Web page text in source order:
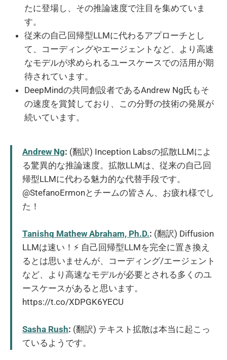
たに登場し、その推論速度で注目を集めていま
す。
従来の自己回帰型LLMに代わるアプローチとし
て、コーディングやエージェントなど、より高速
なモデルが求められるユースケースでの活用が期
待されています。
DeepMindの共同創設者であるAndrew Ng氏もそ
の速度を賞賛しており、この分野の技術の発展が
続いています。
Andrew Ng: (翻訳) Inception Labsの拡散LLMによ
る驚異的な推論速度。拡散LLMは、従来の自己回
帰型LLMに代わる魅力的な代替手段です。
@StefanoErmonとチームの皆さん、お疲れ様でし
た！
Tanishq Mathew Abraham, Ph.D.: (翻訳) Diffusion
LLMは速い！⚡ 自己回帰型LLMを完全に置き換え
るとは思いませんが、コーディング/エージェント
など、より高速なモデルが必要とされる多くのユ
ースケースがあると思います。
https://t.co/XDPGK6YECU
Sasha Rush: (翻訳) テキスト拡散は本当に起こっ
ているようです。